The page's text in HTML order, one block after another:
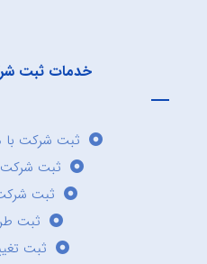
خدمات ثبت
ثبت شرکت
ثبت
ثبت
ثبت
ثبت